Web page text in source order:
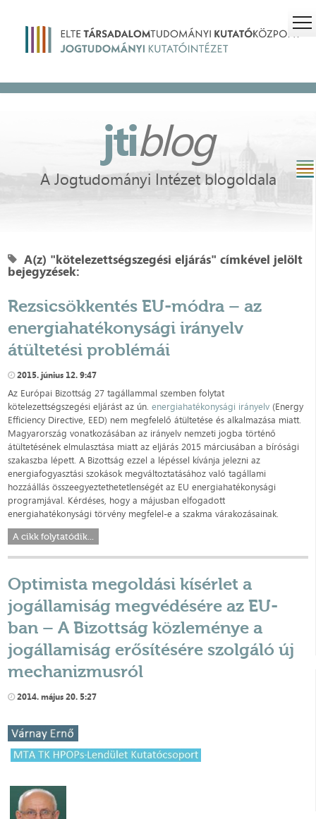
jtiblog
A Jogtudományi Intézet blogoldala
A(z) "kötelezettségszegési eljárás" címkével jelölt
bejegyzések:
Rezsicsökkentés EU-módra – az
energiahatékonysági irányelv
átültetési problémái
2015. június 12. 9:47
Az Európai Bizottság 27 tagállammal szemben folytat
kötelezettségszegési eljárást az ún.energiahatékonysági irányelv (Energy
Efficiency Directive, EED) nem megfelelő átültetése és alkalmazása miatt.
Magyarország vonatkozásában az irányelv nemzeti jogba történő
átültetésének elmulasztása miatt az eljárás 2015 márciusában a bírósági
szakaszba lépett. A Bizottság ezzel a lépéssel kívánja jelezni az
energiafogyasztási szokások megváltoztatásához való tagállami
hozzáállás összeegyeztethetetlenségét az EU energiahatékonysági
programjával. Kérdéses, hogy a májusban elfogadott
energiahatékonysági törvény megfelel-e a szakma várakozásainak.
A cikk folytatódik...
Optimista megoldási kísérlet a
jogállamiság megvédésére az EU-
ban – A Bizottság közleménye a
jogállamiság erősítésére szolgáló új
mechanizmusról
2014. május 20. 5:27